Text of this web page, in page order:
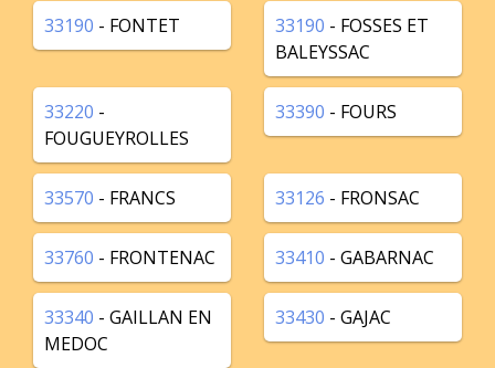
33190 - FONTET 33190 - FOSSES ET
BALEYSSAC
33220 -
FOUGUEYROLLES
33390 - FOURS
33570 - FRANCS 33126 - FRONSAC
33760 - FRONTENAC 33410 - GABARNAC
33340 - GAILLAN EN
MEDOC
33430 - GAJAC